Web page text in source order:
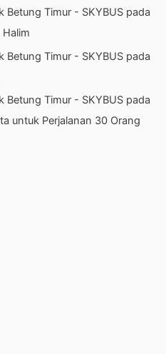
Betung Timur - SKYBUS pada
Betung Timur - SKYBUS pada
Betung Timur - SKYBUS pada
untuk Perjalanan 30 Orang